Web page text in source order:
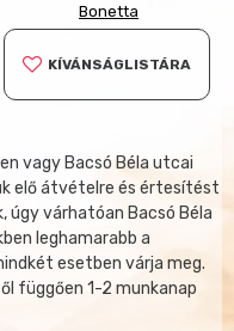
Bonetta
KÍVÁNSÁGLISTÁRA
vagy Bacsó Béla utcai
elő átvételre és értesítést
úgy várhatóan Bacsó Béla
leghamarabb a
esetben várja meg.
függően 1-2 munkanap